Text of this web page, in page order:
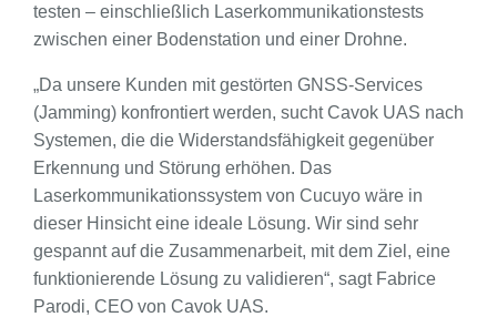
testen – einschließlich Laserkommunikationstests
zwischen einer Bodenstation und einer Drohne.
„Da unsere Kunden mit gestörten GNSS-Services
(Jamming) konfrontiert werden, sucht Cavok UAS nach
Systemen, die die Widerstandsfähigkeit gegenüber
Erkennung und Störung erhöhen. Das
Laserkommunikationssystem von Cucuyo wäre in
dieser Hinsicht eine ideale Lösung. Wir sind sehr
gespannt auf die Zusammenarbeit, mit dem Ziel, eine
funktionierende Lösung zu validieren“, sagt Fabrice
Parodi, CEO von Cavok UAS.